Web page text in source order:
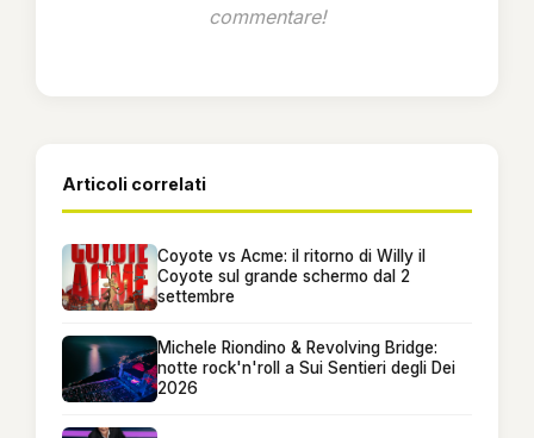
commentare!
Articoli correlati
Coyote vs Acme: il ritorno di Willy il
Coyote sul grande schermo dal 2
settembre
Michele Riondino & Revolving Bridge:
notte rock'n'roll a Sui Sentieri degli Dei
2026